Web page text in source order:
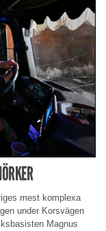
mest komplexa
under Korsvägen
Magnus